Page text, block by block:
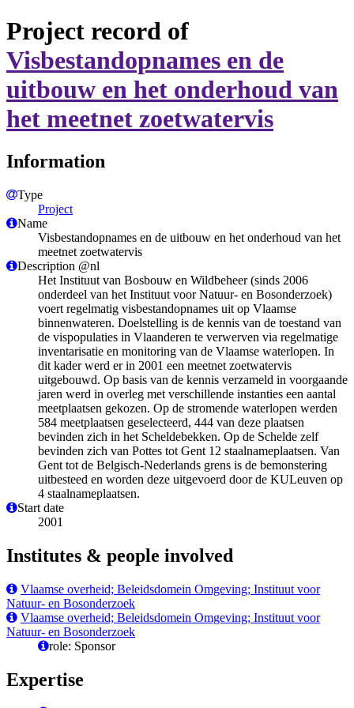
Project record of
Visbestandopnames en de
uitbouw en het onderhoud van
het meetnet zoetwatervis
Information
Type
Project
Name
Visbestandopnames en de uitbouw en het onderhoud van het
meetnet zoetwatervis
Description @nl
Het Instituut van Bosbouw en Wildbeheer (sinds 2006
onderdeel van het Instituut voor Natuur- en Bosonderzoek)
voert regelmatig visbestandopnames uit op Vlaamse
binnenwateren. Doelstelling is de kennis van de toestand van
de vispopulaties in Vlaanderen te verwerven via regelmatige
inventarisatie en monitoring van de Vlaamse waterlopen. In
dit kader werd er in 2001 een meetnet zoetwatervis
uitgebouwd. Op basis van de kennis verzameld in voorgaande
jaren werd in overleg met verschillende instanties een aantal
meetplaatsen gekozen. Op de stromende waterlopen werden
584 meetplaatsen geselecteerd, 444 van deze plaatsen
bevinden zich in het Scheldebekken. Op de Schelde zelf
bevinden zich van Pottes tot Gent 12 staalnameplaatsen. Van
Gent tot de Belgisch-Nederlands grens is de bemonstering
uitbesteed en worden deze uitgevoerd door de KULeuven op
4 staalnameplaatsen.
Start date
2001
Institutes & people involved
Vlaamse overheid; Beleidsdomein Omgeving; Instituut voor
Natuur- en Bosonderzoek
Vlaamse overheid; Beleidsdomein Omgeving; Instituut voor
Natuur- en Bosonderzoek
role: Sponsor
Expertise